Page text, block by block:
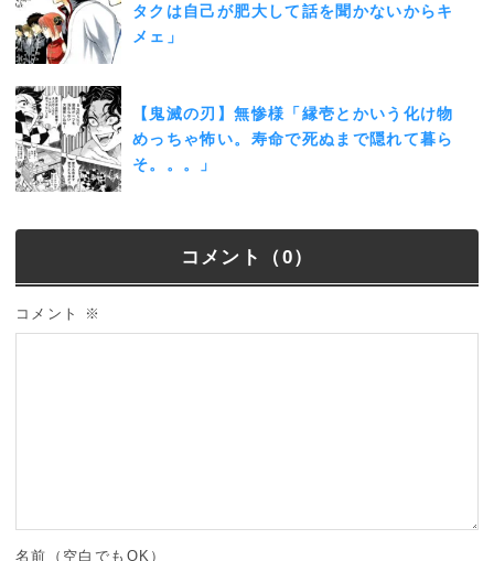
タクは自己が肥大して話を聞かないからキ
メェ」
【鬼滅の刃】無惨様「縁壱とかいう化け物
めっちゃ怖い。寿命で死ぬまで隠れて暮ら
そ。。。」
コメント（0）
コメント ※
名前（空白でもOK）